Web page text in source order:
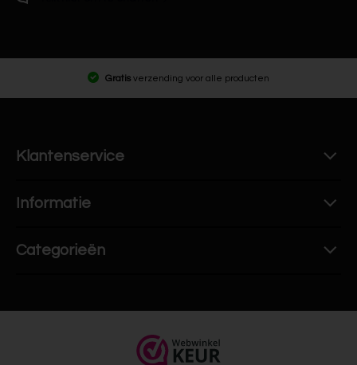
Gratis verzending voor alle producten
Klantenservice
Informatie
Categorieën